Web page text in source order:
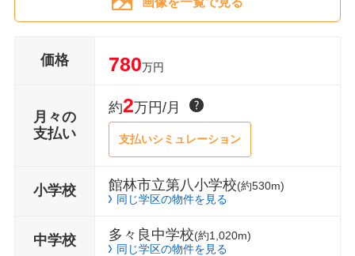
価格 780万円
月々の
支払い
約2万円/月
支払いシミュレーション
小学校 館林市立第八小学校(約530m)
同じ学区の物件を見る
中学校 多々良中学校(約1,020m)
同じ学区の物件を見る